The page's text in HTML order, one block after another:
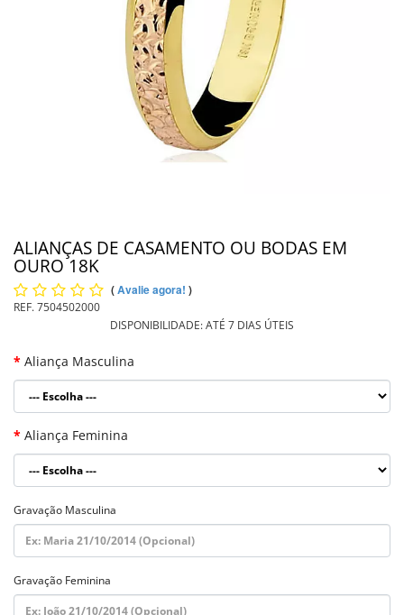
PINGENTE DE OURO
ALIANÇAS DE CASAMENTO OU BODAS EM
OURO 18K
(Avalie agora! )
REF.7504502000
DISPONIBILIDADE:ATÉ 7 DIAS ÚTEIS
Aliança Masculina
Aliança Feminina
Gravação Masculina
Gravação Feminina